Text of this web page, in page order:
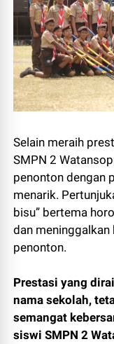
Selain meraih
SMPN 2
penonton dengan
menarik.
bisu” bertema
dan
penonton.
Prestasi yang
nama sekolah,
semangat
siswi SMPN 2